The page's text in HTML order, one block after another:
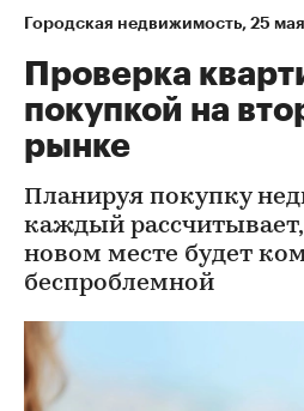
Городская недвижимость⁠, 25
Проверка
покупкой на
рынке
Планируя покупку
каждый
новом месте будет
беспроблемной